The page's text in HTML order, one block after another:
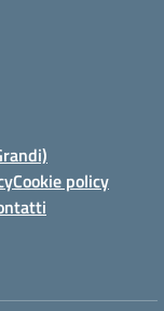
Cookie policy